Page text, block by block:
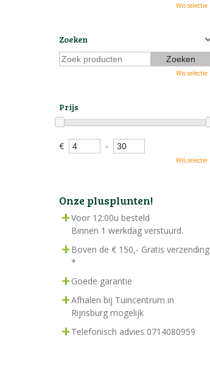
Wis selectie
Zoeken
Wis selectie
Prijs
€ -
Wis selectie
Onze plusplunten!
Voor 12:00u besteld
Binnen 1 werkdag verstuurd.
Boven de € 150,- Gratis verzending
*
Goede garantie
Afhalen bij Tuincentrum in
Rijnsburg mogelijk
Telefonisch advies 0714080959